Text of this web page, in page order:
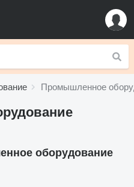
Промышленное
оборудование